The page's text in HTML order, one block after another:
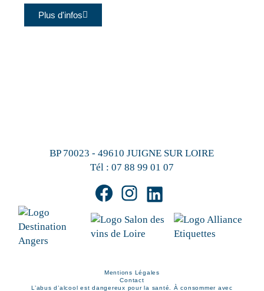
Plus d'infos
BP 70023 - 49610 JUIGNE SUR LOIRE
Tél : 07 88 99 01 07
Mentions Légales
Contact
L’abus d’alcool est dangereux pour la santé. À consommer avec